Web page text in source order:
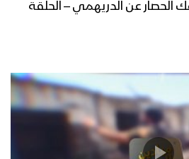
الحصار عن الدريهمي – الحلقة